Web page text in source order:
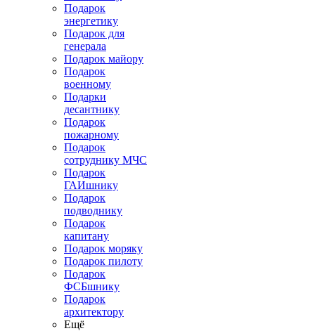
Подарок
энергетику
Подарок для
генерала
Подарок майору
Подарок
военному
Подарки
десантнику
Подарок
пожарному
Подарок
сотруднику МЧС
Подарок
ГАИшнику
Подарок
подводнику
Подарок
капитану
Подарок моряку
Подарок пилоту
Подарок
ФСБшнику
Подарок
архитектору
Ещё